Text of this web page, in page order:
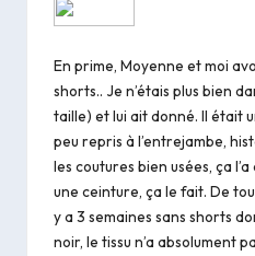
En prime, Moyenne et moi
shorts.. Je n’étais plus bien
taille) et lui ait donné. Il était
peu repris à l’entrejambe,
les coutures bien usées, ça
une ceinture, ça le fait. De
y a 3 semaines sans shorts
noir, le tissu n’a absolument